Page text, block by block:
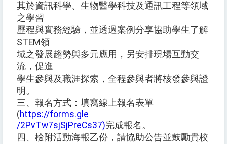
其於資訊科學、生物醫學科技及通訊工程等領域
之學習
歷程與實務經驗，並透過案例分享協助學生了解
STEM領
域之發展趨勢與多元應用，另安排現場互動交
流，促進
學生參與及職涯探索，全程參與者將核發參與證
明。
三、報名方式：填寫線上報名表單
(https://forms.gle
/2PvTw7sjSjPreCs37)完成報名。
四、檢附活動海報乙份，請協助公告並鼓勵貴校